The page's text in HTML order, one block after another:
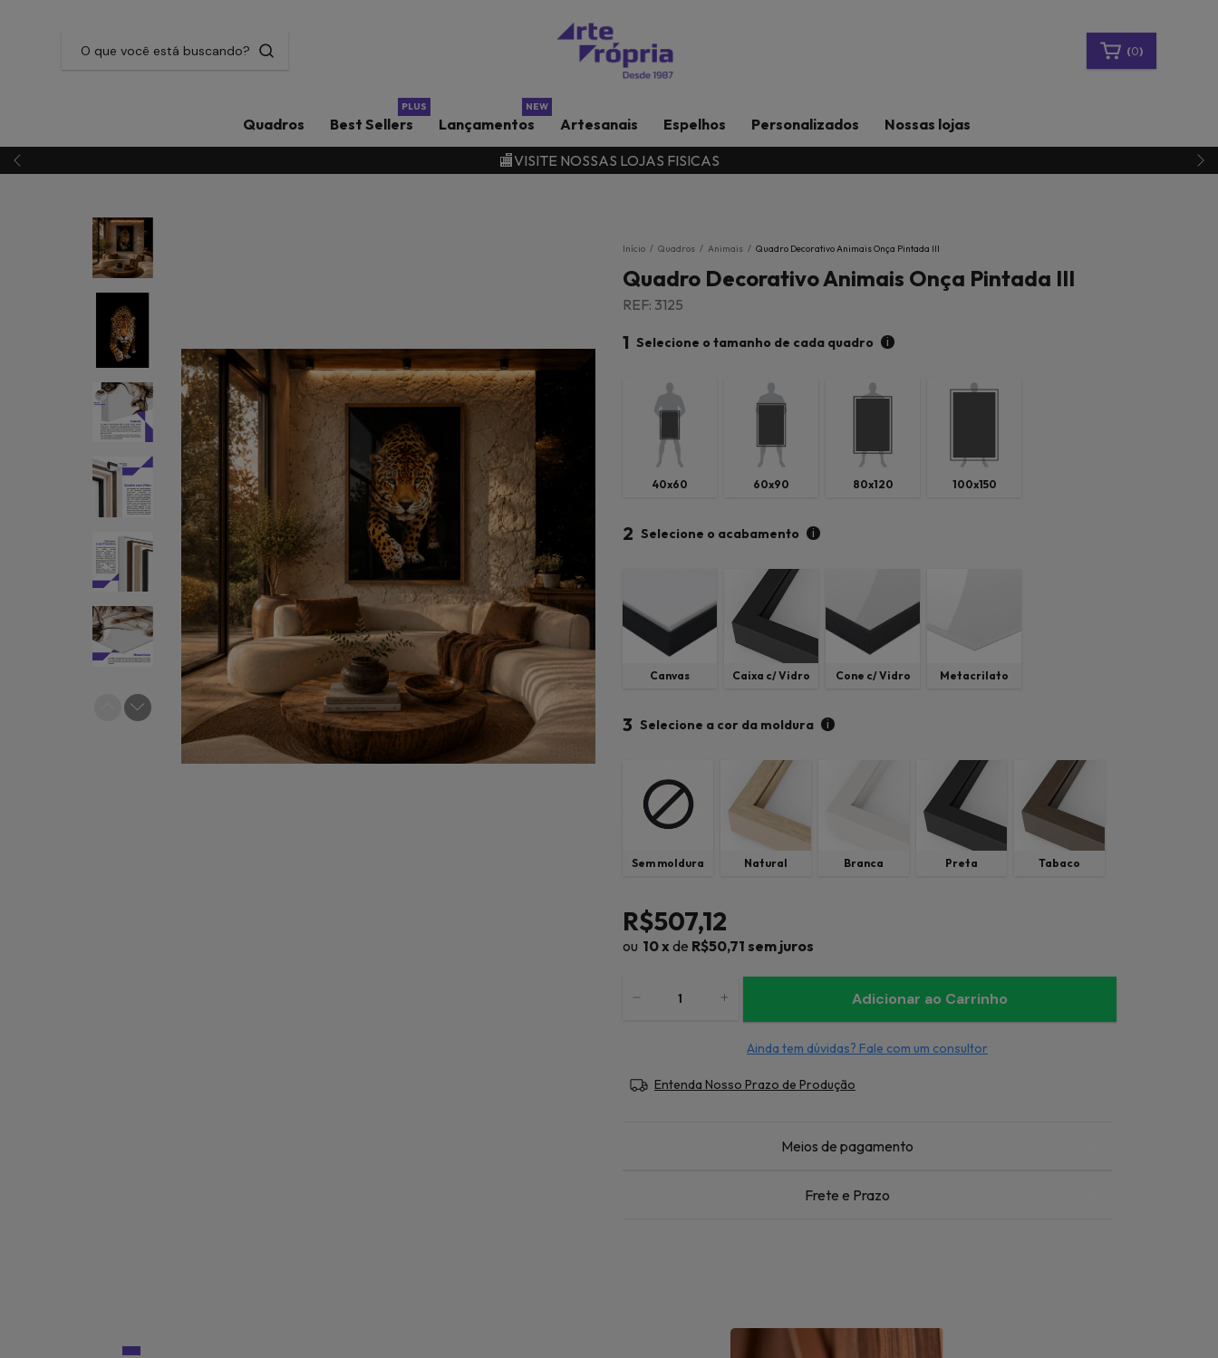
🏬VISITE NOSSAS LOJAS FISICAS
(0)
Quadros Best Sellers Lançamentos Artesanais Espelhos Personalizados Nossas lojas
Início / Quadros / Animais / Quadro Decorativo Animais Onça Pintada III
Quadro Decorativo Animais Onça Pintada III
REF: 3125
1 Selecione o tamanho de cada quadro i
40x60 60x90 80x120 100x150
2 Selecione o acabamento i
Canvas Caixa c/ Vidro Cone c/ Vidro Metacrilato
3 Selecione a cor da moldura i
Sem moldura Natural Branca Preta Tabaco
R$507,12
10x de R$50,71 sem juros
Ainda tem dúvidas? Fale com um consultor
Entenda Nosso Prazo de Produção
Meios de pagamento
Frete e Prazo